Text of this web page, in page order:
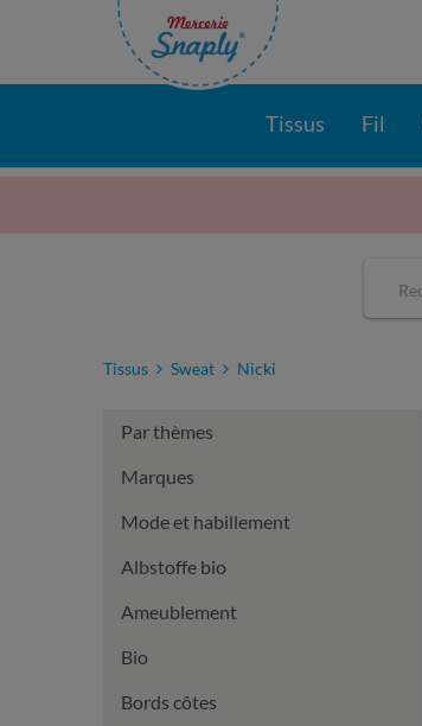
Tissus Fil
Tissus Sweat Nicki
Par thèmes
Marques
Mode et habillement
Albstoffe bio
Ameublement
Bio
Bords côtes